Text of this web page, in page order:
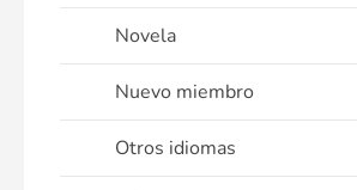
Novela
Nuevo miembro
Otros idiomas